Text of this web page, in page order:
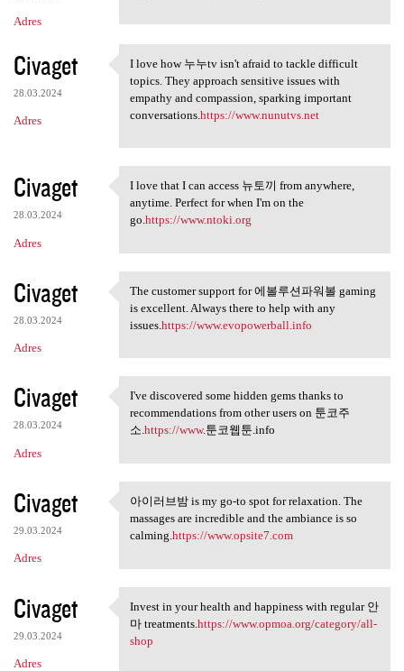
Adres
Civaget
28.03.2024
Adres
I love how 누누tv isn't afraid
I love how 누누tv isn't afraid to tackle difficult
topics. They approach sensitive issues with
empathy and compassion, sparking important
conversations. https://www.nunutvs.net
Civaget
28.03.2024
Adres
I love that I can access 뉴토끼
I love that I can access 뉴토끼 from anywhere,
anytime. Perfect for when I'm on the
go.https://www.ntoki.org
Civaget
28.03.2024
Adres
The customer support for
The customer support for 에볼루션파워볼 gaming
is excellent. Always there to help with any
issues. https://www.evopowerball.info
Civaget
28.03.2024
Adres
I've discovered some hidden
I've discovered some hidden gems thanks to
recommendations from other users on 툰코주
소.https://www.툰코웹툰.info
Civaget
29.03.2024
Adres
아이러브밤 is my go-to spot for
아이러브밤 is my go-to spot for relaxation. The
massages are incredible and the ambiance is so
calming.https://www.opsite7.com
Civaget
29.03.2024
Adres
Invest in your health and
Invest in your health and happiness with regular 안
마 treatments. https://www.opmoa.org/category/all-
shop